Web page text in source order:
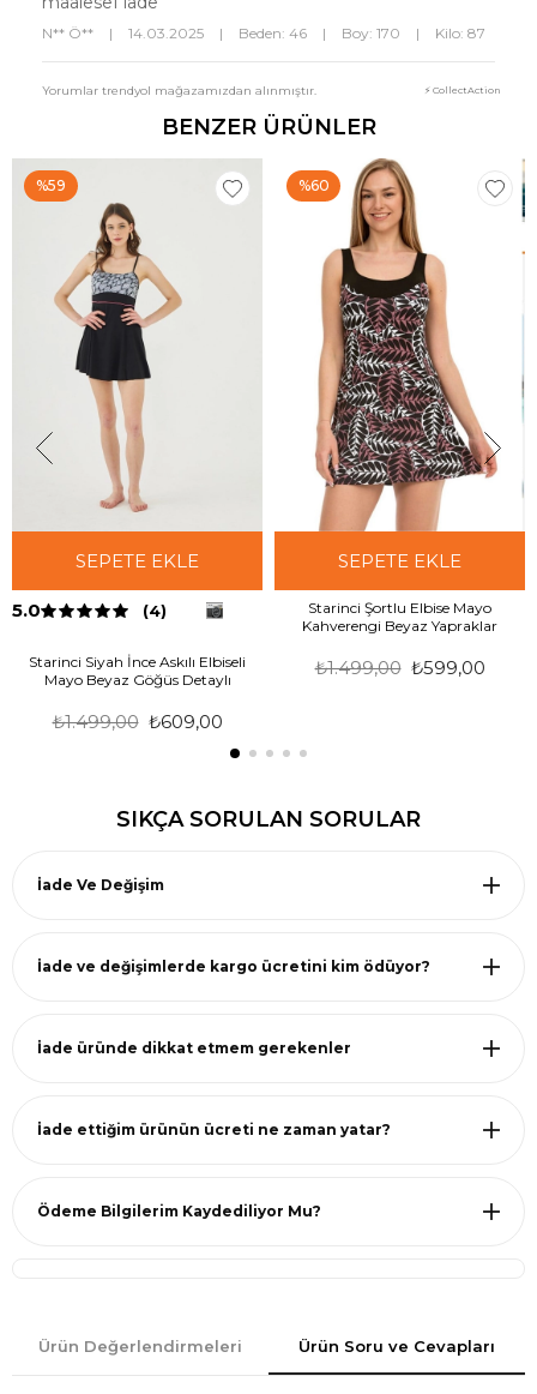
N** Ö** | 14.03.2025 | Beden: 46 | Boy: 170 | Kilo: 87
Yorumlar trendyol mağazamızdan alınmıştır. ⚡ CollectAction
BENZER ÜRÜNLER
SEPETE EKLE
5.0 (4)
Starinci Siyah İnce Askılı Elbiseli
Mayo Beyaz Göğüs Detaylı
₺609,00
₺1.499,00
%59
SEPETE EKLE
Starinci Şortlu Elbise Mayo
Kahverengi Beyaz Yapraklar
₺599,00
₺1.499,00
%60
SIKÇA SORULAN SORULAR
İade Ve Değişim
İade ve değişimlerde kargo ücretini kim ödüyor?
İade üründe dikkat etmem gerekenler
İade ettiğim ürünün ücreti ne zaman yatar?
Ödeme Bilgilerim Kaydediliyor Mu?
Ürün Değerlendirmeleri Ürün Soru ve Cevapları